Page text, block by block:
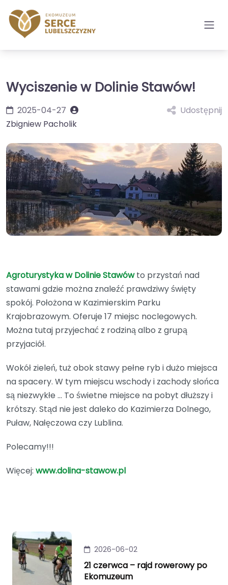
Wyciszenie w Dolinie Stawów!
2025-04-27
Zbigniew Pacholik
Udostępnij
Agroturystyka w Dolinie Stawówto przystań nad
stawami gdzie można znaleźć prawdziwy święty
spokój. Położona w Kazimierskim Parku
Krajobrazowym. Oferuje 17 miejsc noclegowych.
Można tutaj przyjechać z rodziną albo z grupą
przyjaciół.
Wokół zieleń, tuż obok stawy pełne ryb i dużo miejsca
na spacery. W tym miejscu wschody i zachody słońca
są niezwykłe … To świetne miejsce na pobyt dłuższy i
krótszy. Stąd nie jest daleko do Kazimierza Dolnego,
Puław, Nałęczowa czy Lublina.
Polecamy!!!
Więcej: www.dolina-stawow.pl
2026-06-02
21 czerwca – rajd rowerowy po
Ekomuzeum